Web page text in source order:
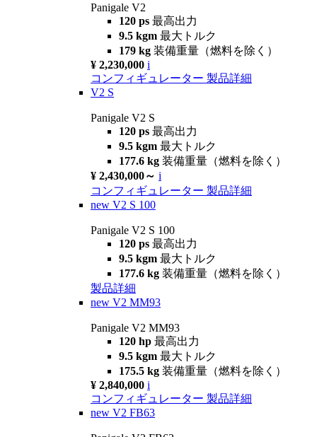
Panigale V2
120 ps 最高出力
9.5 kgm 最大トルク
179 kg 装備重量（燃料を除く）
¥ 2,230,000 i
コンフィギュレーター 製品詳細
V2 S
Panigale V2 S
120 ps 最高出力
9.5 kgm 最大トルク
177.6 kg 装備重量（燃料を除く）
¥ 2,430,000～ i
コンフィギュレーター 製品詳細
new V2 S 100
Panigale V2 S 100
120 ps 最高出力
9.5 kgm 最大トルク
177.6 kg 装備重量（燃料を除く）
製品詳細
new V2 MM93
Panigale V2 MM93
120 hp 最高出力
9.5 kgm 最大トルク
175.5 kg 装備重量（燃料を除く）
¥ 2,840,000 i
コンフィギュレーター 製品詳細
new V2 FB63